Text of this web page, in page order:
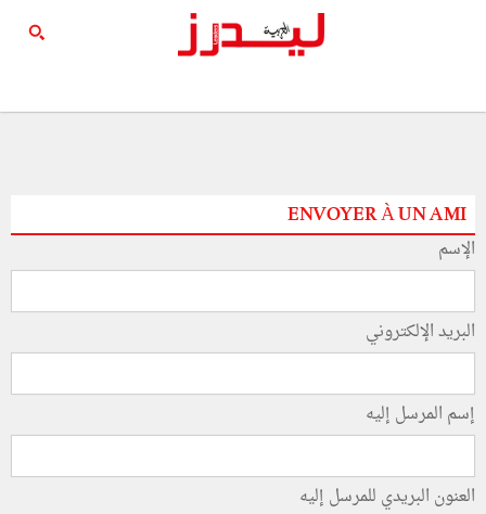
ENVOYER À UN AMI
الإسم
البريد الإلكتروني
إسم المرسل إليه
العنون البريدي للمرسل إليه